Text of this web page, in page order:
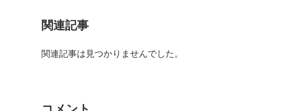
関連記事
関連記事は見つかりませんでした。